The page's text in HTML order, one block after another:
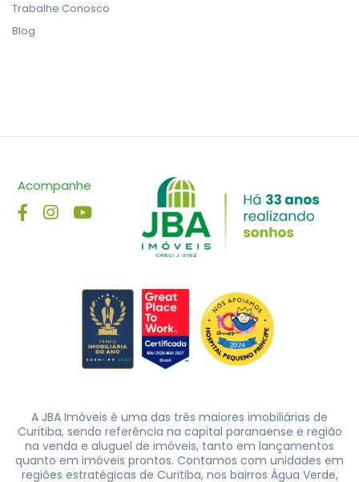
Trabalhe Conosco
Blog
Acompanhe
A JBA Imóveis é uma das três maiores imobiliárias de
Curitiba, sendo referência na capital paranaense e região
na venda e aluguel de imóveis, tanto em lançamentos
quanto em imóveis prontos. Contamos com unidades em
regiões estratégicas de Curitiba, nos bairros Água Verde,